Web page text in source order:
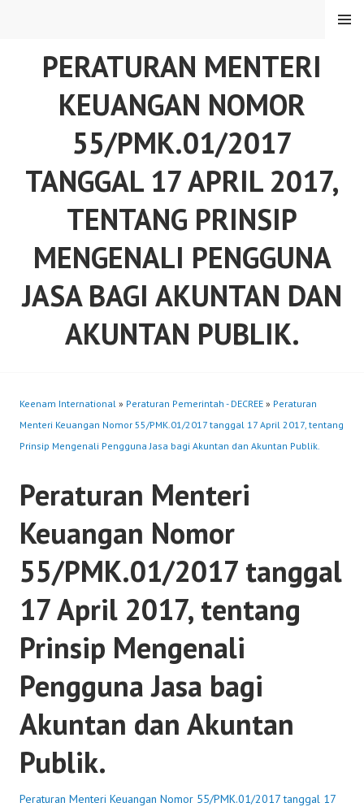
PERATURAN MENTERI
KEUANGAN NOMOR
55/PMK.01/2017
TANGGAL 17 APRIL 2017,
TENTANG PRINSIP
MENGENALI PENGGUNA
JASA BAGI AKUNTAN DAN
AKUNTAN PUBLIK.
MENU
Keenam International » Peraturan Pemerintah - DECREE » Peraturan
Menteri Keuangan Nomor 55/PMK.01/2017 tanggal 17 April 2017, tentang
Prinsip Mengenali Pengguna Jasa bagi Akuntan dan Akuntan Publik.
Peraturan Menteri
Keuangan Nomor
55/PMK.01/2017 tanggal
17 April 2017, tentang
Prinsip Mengenali
Pengguna Jasa bagi
Akuntan dan Akuntan
Publik.
Peraturan Menteri Keuangan Nomor 55/PMK.01/2017 tanggal 17